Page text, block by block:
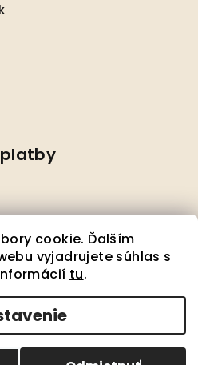
cookie. Ďalším
vyjadrujete súhlas s
tu.
s.r.o.. Všetky práva
nastavenie cookies